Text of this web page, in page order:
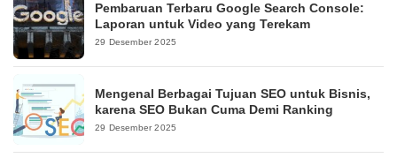
Pembaruan Terbaru Google Search Console:
Laporan untuk Video yang Terekam
29 Desember 2025
Mengenal Berbagai Tujuan SEO untuk Bisnis,
karena SEO Bukan Cuma Demi Ranking
29 Desember 2025